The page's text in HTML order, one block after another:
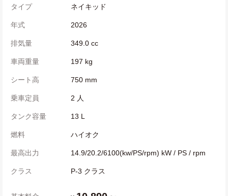
タイプ ネイキッド
年式 2026
排気量 349.0 cc
車両重量 197 kg
シート高 750 mm
乗車定員 2 人
タンク容量 13 L
燃料 ハイオク
最高出力 14.9/20.2/6100(kw/PS/rpm) kW / PS / rpm
クラス P-3 クラス